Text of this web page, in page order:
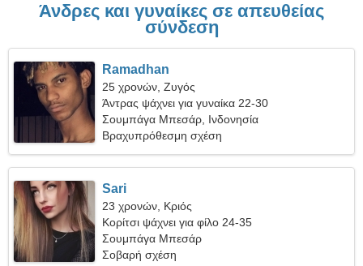
Άνδρες και γυναίκες σε απευθείας
σύνδεση
Ramadhan
25 χρονών, Ζυγός
Άντρας ψάχνει για γυναίκα 22-30
Σουμπάγα Μπεσάρ, Ινδονησία
Βραχυπρόθεσμη σχέση
Sari
23 χρονών, Κριός
Κορίτσι ψάχνει για φίλο 24-35
Σουμπάγα Μπεσάρ
Σοβαρή σχέση